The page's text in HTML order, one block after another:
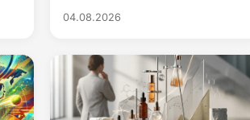
04.08.2026